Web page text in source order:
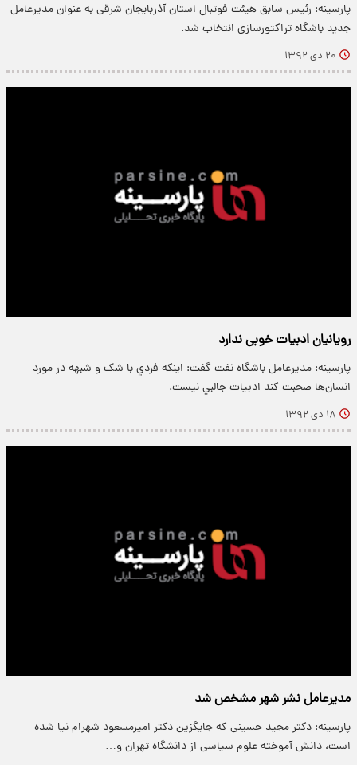
پارسینه: رئیس سابق هیئت فوتبال استان آذربایجان شرقی به عنوان مدیرعامل
جدید باشگاه تراکتورسازی انتخاب شد.
۲۰ دی ۱۳۹۲
رویانیان ادبیات خوبی ندارد
پارسینه: مديرعامل باشگاه نفت گفت: اينکه فردي با شک و شبهه در مورد
انسان‌ها صحبت کند ادبيات جالبي نيست.
۱۸ دی ۱۳۹۲
مدیرعامل نشر شهر مشخص شد
پارسینه: دکتر مجید حسینی که جایگزین دکتر امیرمسعود شهرام نیا شده
است، دانش آموخته علوم سیاسی از دانشگاه تهران و…